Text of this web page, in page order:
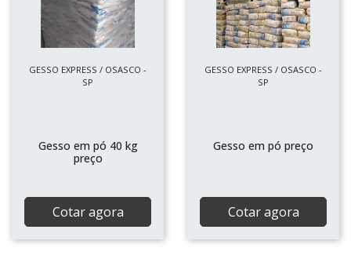
GESSO EXPRESS / OSASCO -
SP
Gesso em pó 40 kg
preço
Cotar agora
GESSO EXPRESS / OSASCO -
SP
Gesso em pó preço
Cotar agora